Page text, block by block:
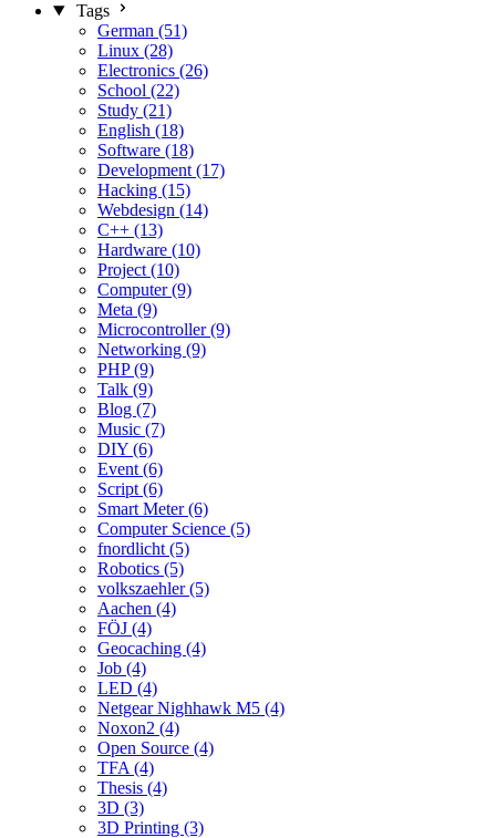
Tags
German (51)
Linux (28)
Electronics (26)
School (22)
Study (21)
English (18)
Software (18)
Development (17)
Hacking (15)
Webdesign (14)
C++ (13)
Hardware (10)
Project (10)
Computer (9)
Meta (9)
Microcontroller (9)
Networking (9)
PHP (9)
Talk (9)
Blog (7)
Music (7)
DIY (6)
Event (6)
Script (6)
Smart Meter (6)
Computer Science (5)
fnordlicht (5)
Robotics (5)
volkszaehler (5)
Aachen (4)
FÖJ (4)
Geocaching (4)
Job (4)
LED (4)
Netgear Nighhawk M5 (4)
Noxon2 (4)
Open Source (4)
TFA (4)
Thesis (4)
3D (3)
3D Printing (3)